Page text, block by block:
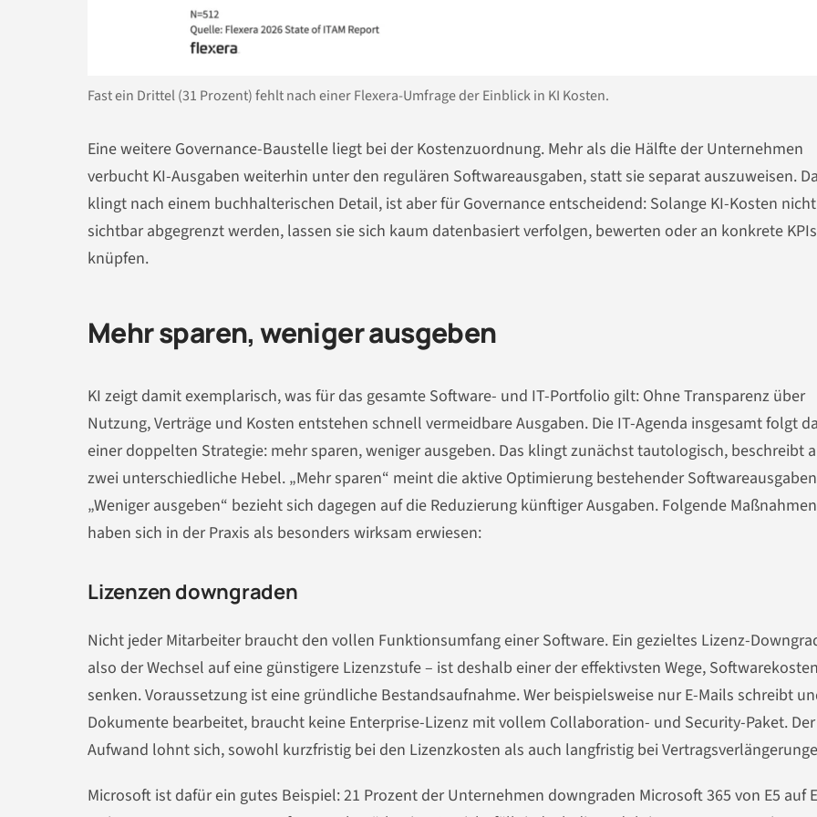
Fast ein Drittel (31 Prozent) fehlt nach einer Flexera-Umfrage der Einblick in KI Kosten.
Eine weitere Governance-Baustelle liegt bei der Kostenzuordnung. Mehr als die Hälfte der Unternehmen
verbucht KI-Ausgaben weiterhin unter den regulären Softwareausgaben, statt sie separat auszuweisen.
klingt nach einem buchhalterischen Detail, ist aber für Governance entscheidend: Solange KI-Kosten nicht
sichtbar abgegrenzt werden, lassen sie sich kaum datenbasiert verfolgen, bewerten oder an konkrete KPIs
knüpfen.
Mehr sparen, weniger ausgeben
KI zeigt damit exemplarisch, was für das gesamte Software- und IT-Portfolio gilt: Ohne Transparenz über
Nutzung, Verträge und Kosten entstehen schnell vermeidbare Ausgaben. Die IT-Agenda insgesamt folgt
einer doppelten Strategie: mehr sparen, weniger ausgeben. Das klingt zunächst tautologisch, beschreibt
zwei unterschiedliche Hebel. „Mehr sparen“ meint die aktive Optimierung bestehender
„Weniger ausgeben“ bezieht sich dagegen auf die Reduzierung künftiger Ausgaben. Folgende Maßnahmen
haben sich in der Praxis als besonders wirksam erwiesen:
Lizenzen downgraden
Nicht jeder Mitarbeiter braucht den vollen Funktionsumfang einer Software. Ein gezieltes Lizenz-
also der Wechsel auf eine günstigere Lizenzstufe – ist deshalb einer der effektivsten Wege,
senken. Voraussetzung ist eine gründliche Bestandsaufnahme. Wer beispielsweise nur E-Mails schreibt
Dokumente bearbeitet, braucht keine Enterprise-Lizenz mit vollem Collaboration- und Security-Paket. Der
Aufwand lohnt sich, sowohl kurzfristig bei den Lizenzkosten als auch langfristig bei
Microsoft ist dafür ein gutes Beispiel: 21 Prozent der Unternehmen downgraden Microsoft 365 von E5 auf